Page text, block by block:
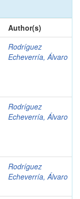
Author(s)
Rodríguez
Echeverría, Álvaro
Rodríguez
Echeverría, Álvaro
Rodríguez
Echeverría, Álvaro